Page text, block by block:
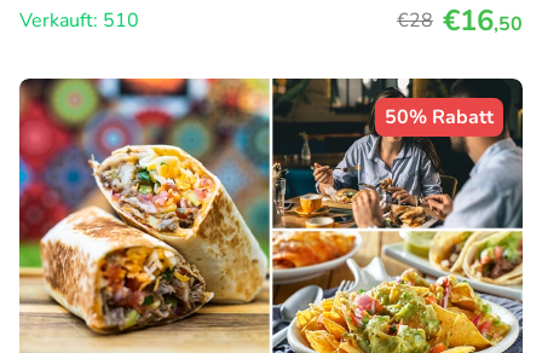
Verkauft: 510
€28 €16,50
50% Rabatt